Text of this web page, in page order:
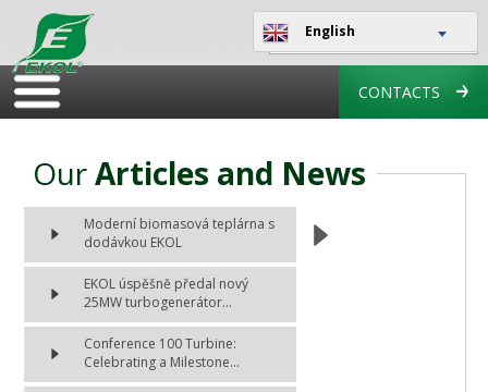
English
CONTACTS
OurArticles and News
Moderní biomasová teplárna s
dodávkou EKOL
EKOL úspěšně předal nový
25MW turbogenerátor...
Conference 100 Turbine:
Celebrating a Milestone...